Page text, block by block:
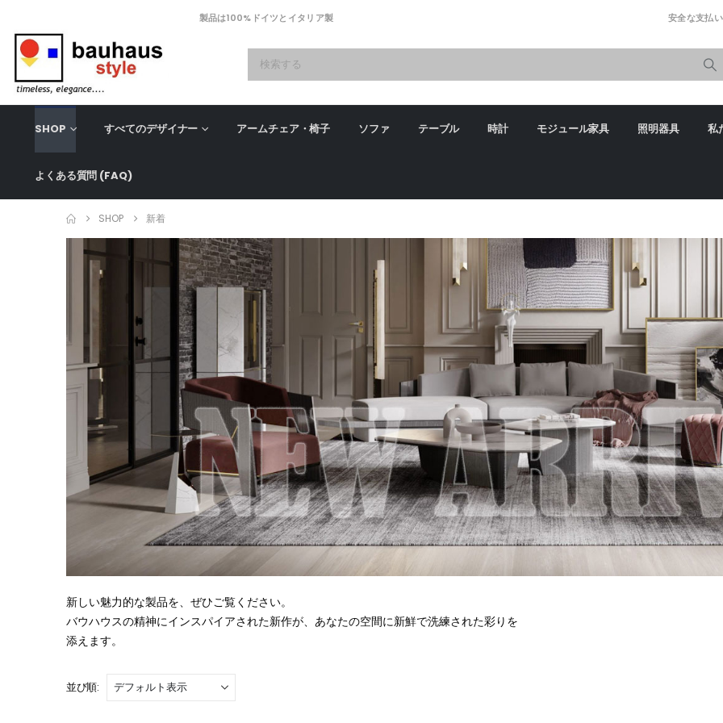
製品は100%ドイツとイタリア製 安全な支払い
SHOP すべてのデザイナー アームチェア・椅子 ソファ テーブル 時計 モジュール家具 照明器具 私
よくある質問 (FAQ)
SHOP 新着
新しい魅力的な製品を、ぜひご覧ください。
バウハウスの精神にインスパイアされた新作が、あなたの空間に新鮮で洗練された彩りを
添えます。
並び順: